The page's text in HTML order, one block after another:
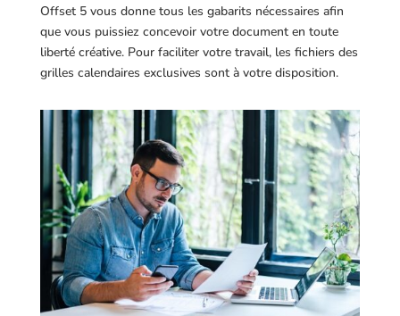
Offset 5 vous donne tous les gabarits nécessaires afin
que vous puissiez concevoir votre document en toute
liberté créative. Pour faciliter votre travail, les fichiers des
grilles calendaires exclusives sont à votre disposition.